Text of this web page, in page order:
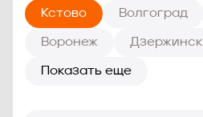
Кстово Волгоград
Воронеж Дзержинск
Показать еще